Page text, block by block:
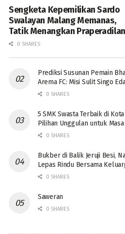
Sengketa Kepemilikan Sardo
Swalayan Malang Memanas,
Tatik Menangkan Praperadilan
0 SHARES
Prediksi Susunan Pemain
Arema FC: Misi Sulit Singo
0 SHARES
5 SMK Swasta Terbaik di
Pilihan Unggulan untuk Masa
0 SHARES
Bukber di Balik Jeruji Besi,
Lepas Rindu Bersama
0 SHARES
Saweran
0 SHARES